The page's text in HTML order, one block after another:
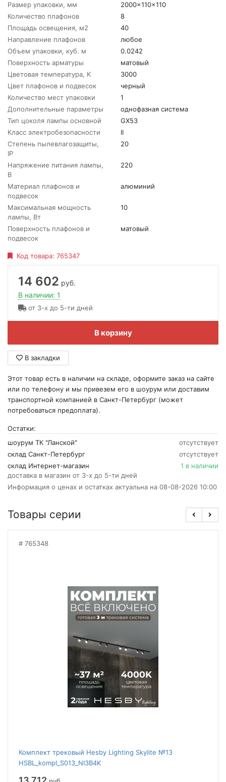
Размер упаковки, мм
2000x110x110
Количество плафонов
8
Площадь освещения, м2
40
Направление плафонов
любое
Объем упаковки, куб. м
0.0242
Поверхность арматуры
матовый
Цветовая температура, K
3000
Цвет плафонов и подвесок
черный
Количество мест упаковки
1
Дополнительные параметры
однофазная система
Тип цоколя лампы основной
GX53
Класс электробезопасности
II
Степень пылевлагозащиты,
IP
20
Напряжение питания лампы,
В
220
Материал плафонов и
подвесок
алюминий
Максимальная мощность
лампы, Вт
10
Поверхность плафонов и
подвесок
матовый
Код товара: 765347
14 602 руб.
В наличии: 1
от 3-х до 5-ти дней
В корзину
В закладки
Этот товар есть в наличии на складе, оформите заказ на сайте
или по телефону и мы привезем его в шоурум или доставим
транспортной компанией в Санкт-Петербург (может
потребоваться предоплата).
Остатки:
шоурум ТК "Ланской"
отсутствует
склад Санкт-Петербург
отсутствует
склад Интернет-магазин
1 в наличии
доставка в магазин от 3-х до 5-ти дней
Информация о ценах и остатках актуальна на 08-08-2026 10:00
Товары серии
765348
Комплект трековый Hesby Lighting Skylite №13
HSBL_kompl_S013_NI3B4K